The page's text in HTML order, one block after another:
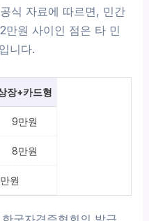
식 자료에 따르면, 민간
만원 사이인 점은 타 민
니다.
장+카드형
9만원
8만원
원